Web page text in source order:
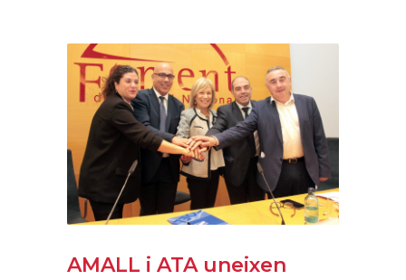
AMALL i ATA uneixen